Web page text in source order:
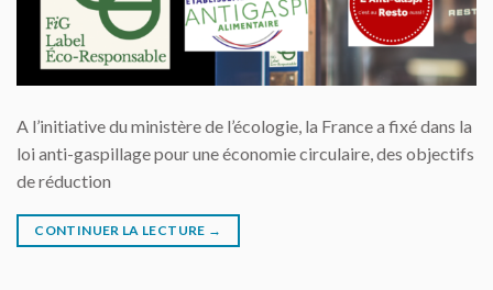
A l’initiative du ministère de l’écologie, la France a fixé dans la
loi anti-gaspillage pour une économie circulaire, des objectifs
de réduction
CONTINUER LA LECTURE →